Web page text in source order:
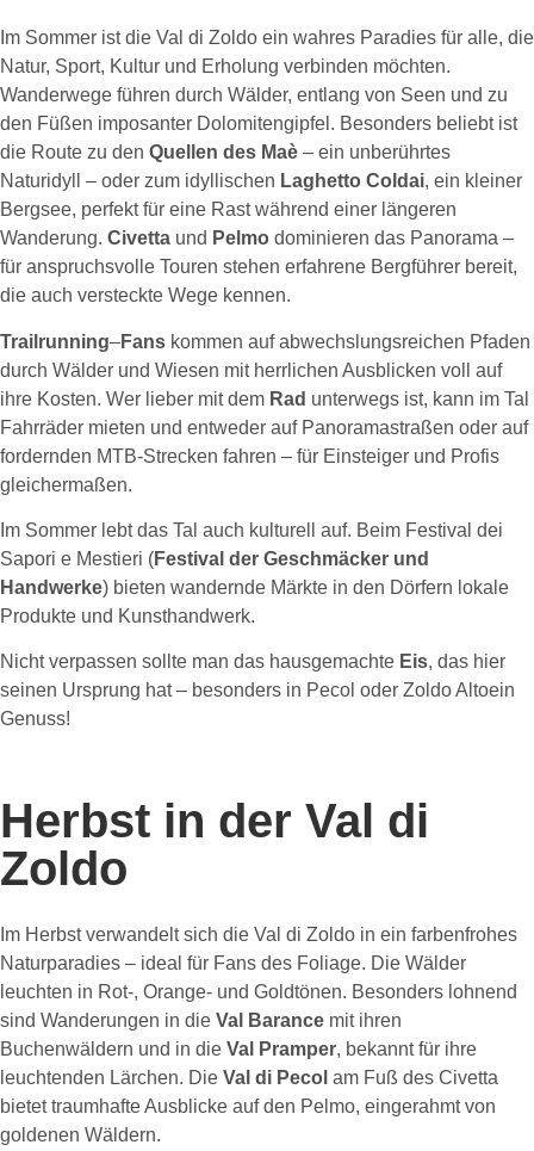
Im Sommer ist die Val di Zoldo ein wahres Paradies für alle, die
Natur, Sport, Kultur und Erholung verbinden möchten.
Wanderwege führen durch Wälder, entlang von Seen und zu
den Füßen imposanter Dolomitengipfel. Besonders beliebt ist
die Route zu den Quellen des Maè – ein unberührtes
Naturidyll – oder zum idyllischen Laghetto Coldai, ein kleiner
Bergsee, perfekt für eine Rast während einer längeren
Wanderung. Civetta und Pelmo dominieren das Panorama –
für anspruchsvolle Touren stehen erfahrene Bergführer bereit,
die auch versteckte Wege kennen.
Trailrunning–Fans kommen auf abwechslungsreichen Pfaden
durch Wälder und Wiesen mit herrlichen Ausblicken voll auf
ihre Kosten. Wer lieber mit dem Rad unterwegs ist, kann im Tal
Fahrräder mieten und entweder auf Panoramastraßen oder auf
fordernden MTB-Strecken fahren – für Einsteiger und Profis
gleichermaßen.
Im Sommer lebt das Tal auch kulturell auf. Beim Festival dei
Sapori e Mestieri (Festival der Geschmäcker und
Handwerke) bieten wandernde Märkte in den Dörfern lokale
Produkte und Kunsthandwerk.
Nicht verpassen sollte man das hausgemachte Eis, das hier
seinen Ursprung hat – besonders in Pecol oder Zoldo Altoein
Genuss!
Herbst in der Val di
Zoldo
Im Herbst verwandelt sich die Val di Zoldo in ein farbenfrohes
Naturparadies – ideal für Fans des Foliage. Die Wälder
leuchten in Rot-, Orange- und Goldtönen. Besonders lohnend
sind Wanderungen in die Val Barance mit ihren
Buchenwäldern und in die Val Pramper, bekannt für ihre
leuchtenden Lärchen. Die Val di Pecol am Fuß des Civetta
bietet traumhafte Ausblicke auf den Pelmo, eingerahmt von
goldenen Wäldern.